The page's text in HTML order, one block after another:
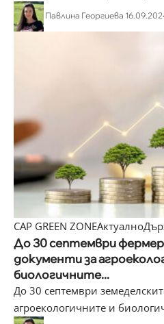
Павлина Георгиева
CAP GREEN ZONEАктуално
До 30 септември
документи за
биологичните...
До 30 септември
агроекологичните и